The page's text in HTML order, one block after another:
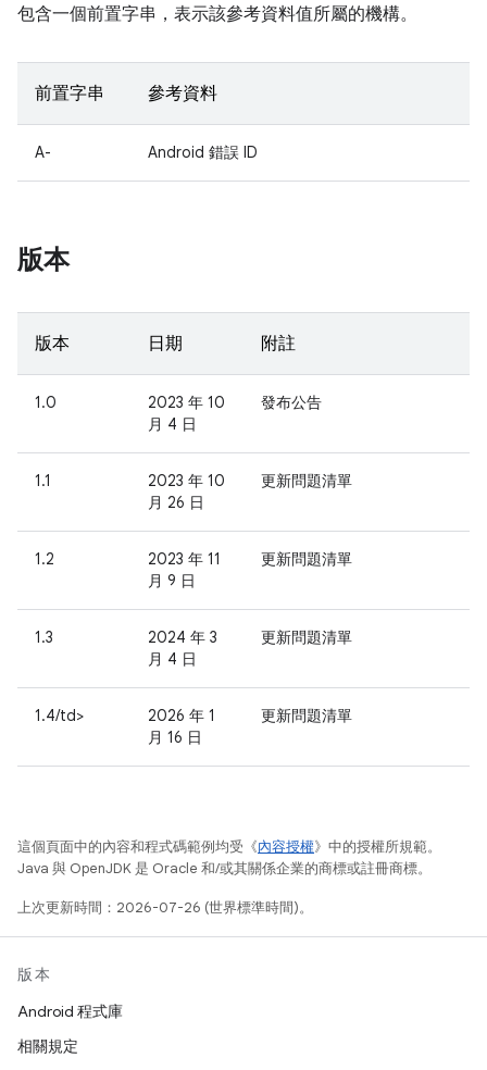
包含一個前置字串，表示該參考資料值所屬的機構。
前置字串 參考資料
A- Android 錯誤 ID
版本
版本 日期 附註
1.0
2023 年 10
月 4 日
發布公告
1.1
2023 年 10
月 26 日
更新問題清單
1.2
2023 年 11
月 9 日
更新問題清單
1.3
2024 年 3
月 4 日
更新問題清單
1.4/td>
2026 年 1
月 16 日
更新問題清單
這個頁面中的內容和程式碼範例均受《內容授權》中的授權所規範。
Java 與 OpenJDK 是 Oracle 和/或其關係企業的商標或註冊商標。
上次更新時間：2026-07-26 (世界標準時間)。
版本
Android 程式庫
相關規定